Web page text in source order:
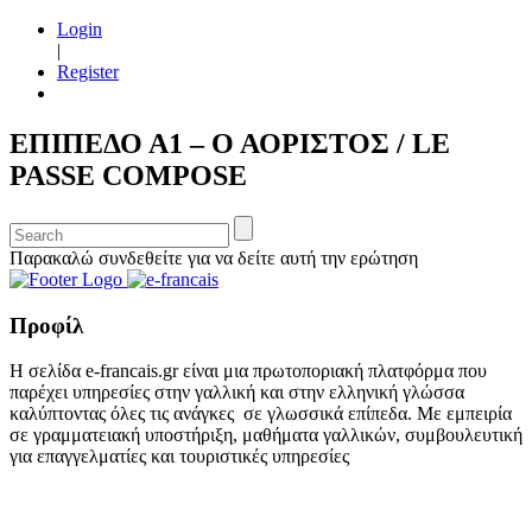
Login
|
Register
ΕΠΙΠΕΔΟ Α1 – Ο ΑΟΡΙΣΤΟΣ / LE
PASSE COMPOSE
Παρακαλώ συνδεθείτε για να δείτε αυτή την ερώτηση
Προφίλ
Η σελίδα e-francais.gr είναι μια πρωτοποριακή πλατφόρμα που
παρέχει υπηρεσίες στην γαλλική και στην ελληνική γλώσσα
καλύπτοντας όλες τις ανάγκες σε γλωσσικά επίπεδα. Με εμπειρία
σε γραμματειακή υποστήριξη, μαθήματα γαλλικών, συμβουλευτική
για επαγγελματίες και τουριστικές υπηρεσίες